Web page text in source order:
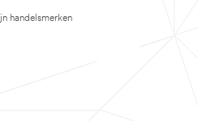
handelsmerken